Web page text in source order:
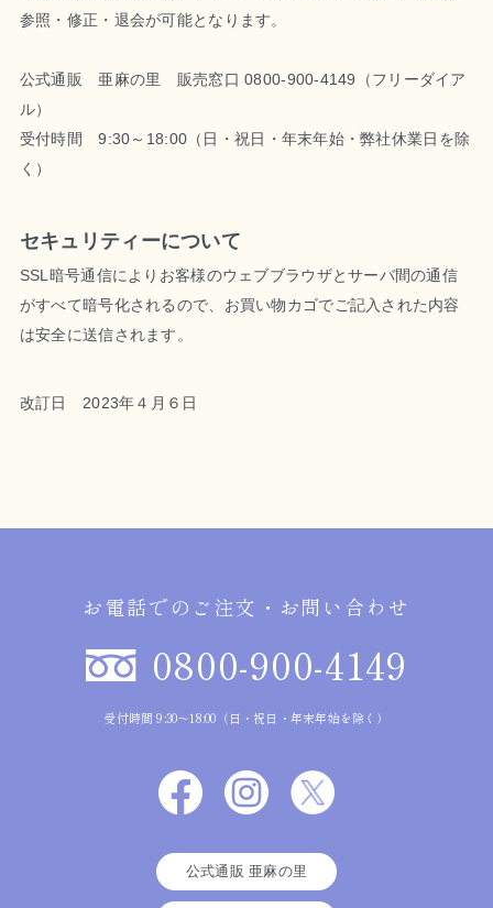
参照・修正・退会が可能となります。
公式通販 亜麻の里 販売窓口 0800-900-4149（フリーダイア
ル）
受付時間 9:30～18:00（日・祝日・年末年始・弊社休業日を除
く）
セキュリティーについて
SSL暗号通信によりお客様のウェブブラウザとサーバ間の通信
がすべて暗号化されるので、お買い物カゴでご記入された内容
は安全に送信されます。
改訂日 2023年４月６日
お電話でのご注文・お問い合わせ
0800-900-4149
受付時間 9:30～18:00（日・祝日・年末年始を除く）
公式通販 亜麻の里